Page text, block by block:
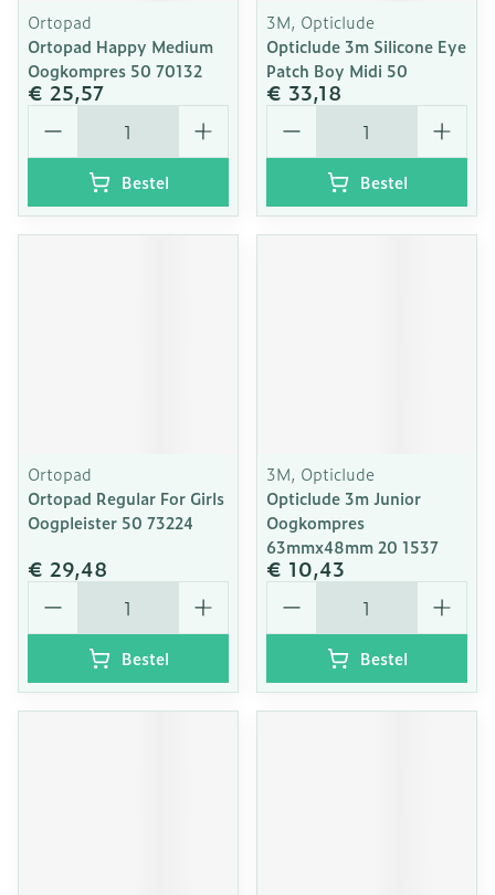
Ortopad
Ortopad Happy Medium
Oogkompres 50 70132
€ 25,57
Aantal
Bestel
3M, Opticlude
Opticlude 3m Silicone Eye
Patch Boy Midi 50
€ 33,18
Aantal
Bestel
Ortopad
Ortopad Regular For Girls
Oogpleister 50 73224
€ 29,48
Aantal
Bestel
3M, Opticlude
Opticlude 3m Junior
Oogkompres
63mmx48mm 20 1537
€ 10,43
Aantal
Bestel